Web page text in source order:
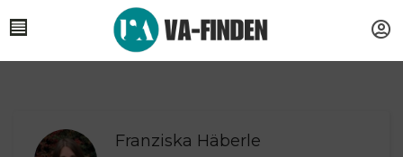
Franziska Häberle